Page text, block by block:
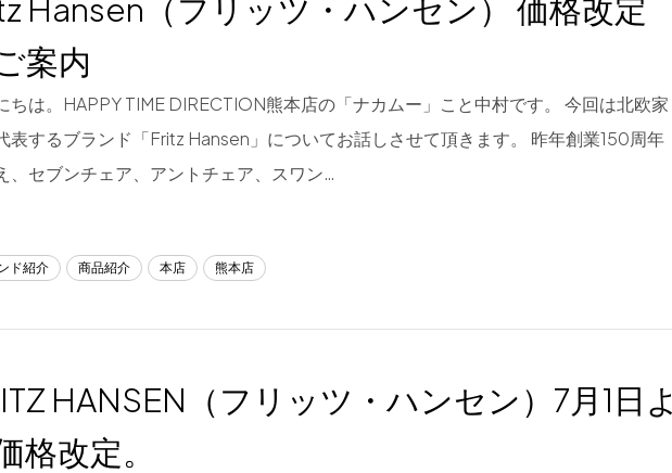
Hansen（フリッツ・ハンセン） 価格改定
案内
ちは。HAPPY TIME DIRECTION熊本店の「ナカムー」こと中村です。 今回は北欧家
表するブランド「Fritz Hansen」についてお話しさせて頂きます。 昨年創業150周年
、セブンチェア、アントチェア、スワン…
ド紹介 商品紹介 本店 熊本店
HANSEN（フリッツ・ハンセン）7月1日よ
格改定。